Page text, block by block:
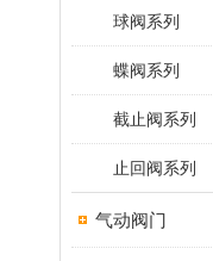
球阀系列
蝶阀系列
截止阀系列
止回阀系列
气动阀门